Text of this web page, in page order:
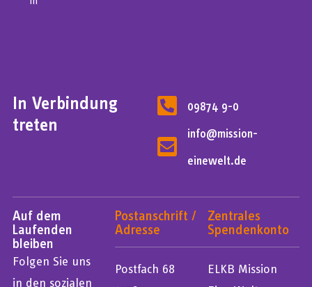
In Verbindung
treten
09874 9-0
info@mission-
einewelt.de
Auf dem
Laufenden
bleiben
Folgen Sie uns
in den sozialen
Postanschrift /
Adresse
Postfach 68
Zentrales
Spendenkonto
ELKB Mission